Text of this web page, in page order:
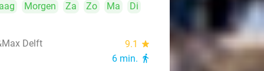
Morgen Za Zo Ma
Di
Delft
9.1 star
6 min. directions_walk